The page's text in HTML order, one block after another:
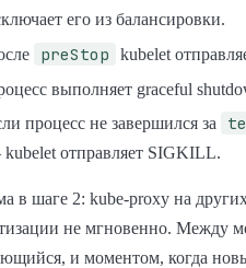
его из балансировки.
preStop
kubelet
выполняет graceful
процесс не завершился за
отправляет SIGKILL.
в шаге 2: kube-proxy на
не мгновенно. Между
и моментом, когда